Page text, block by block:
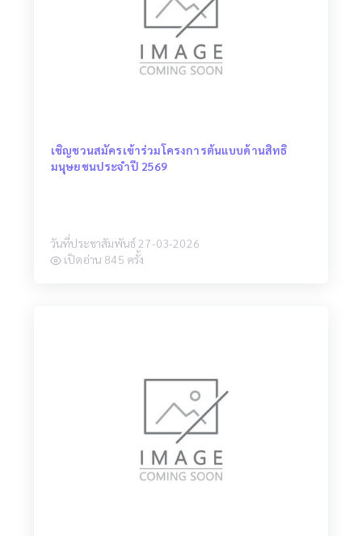
เชิญชวนสมัครเข้าร่วมโครงการต้นแบบด้านสิทธิ
มนุษยชนประจำปี 2569
วันที่ประชาสัมพันธ์ 27-03-2026
เปิดอ่าน 845 ครั้ง